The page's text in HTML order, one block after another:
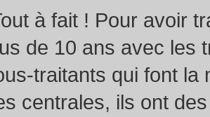
à fait ! Pour avoir
de 10 ans avec les
traitants qui font la
centrales, ils ont